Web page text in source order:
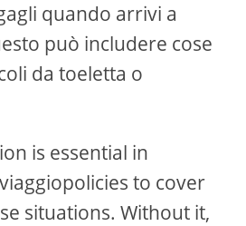
quando arrivi a
può includere cose
da toeletta o
is essential in
to cover
situations. Without it,